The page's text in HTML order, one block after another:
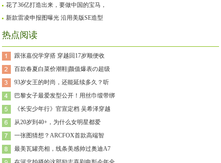
花了36亿打造出来，要做中国的宝马，
新款雷凌申报图曝光 沿用美版SE造型
热点阅读
跟张嘉倪学穿搭 穿越回17岁顺便收
百款春夏白菜价潮鞋|颜值爆表の超级
93岁女王的时尚，还能延续多久？听
巴黎女子最爱发型公开！用丝巾缎带绑
《长安少年行》官宣定档 吴希泽穿越
从20岁到40+，为什么女明星都爱
一张图猜想？ARCFOX首款高端智
最美瓦罐亮相，线条美感帅过奥迪A7